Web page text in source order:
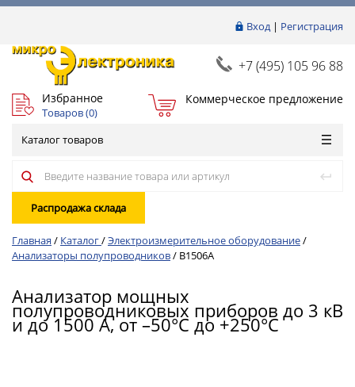
Вход| Регистрация
+7 (495) 105 96 88
Избранное
Товаров (0)
Коммерческое предложение
Каталог товаров
Распродажа склада
Главная / Каталог/Электроизмерительное оборудование/
Анализаторы полупроводников/ B1506A
Анализатор мощных
полупроводниковых приборов до 3 кВ
и до 1500 А, от –50°C до +250°C